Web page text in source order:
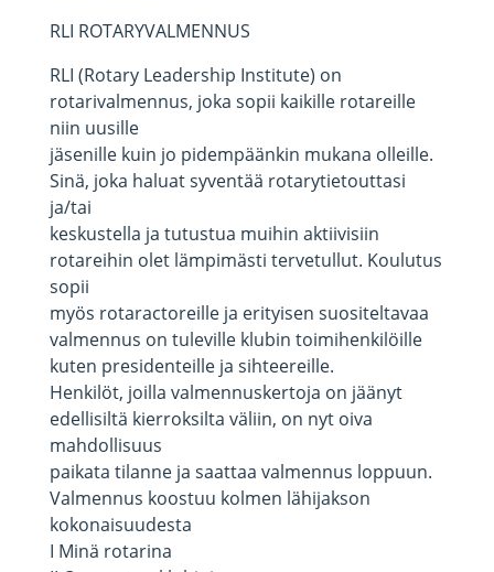
RLI ROTARYVALMENNUS
RLI (Rotary Leadership Institute) on
rotarivalmennus, joka sopii kaikille rotareille
niin uusille
jäsenille kuin jo pidempäänkin mukana olleille.
Sinä, joka haluat syventää rotarytietouttasi
ja/tai
keskustella ja tutustua muihin aktiivisiin
rotareihin olet lämpimästi tervetullut. Koulutus
sopii
myös rotaractoreille ja erityisen suositeltavaa
valmennus on tuleville klubin toimihenkilöille
kuten presidenteille ja sihteereille.
Henkilöt, joilla valmennuskertoja on jäänyt
edellisiltä kierroksilta väliin, on nyt oiva
mahdollisuus
paikata tilanne ja saattaa valmennus loppuun.
Valmennus koostuu kolmen lähijakson
kokonaisuudesta
I Minä rotarina